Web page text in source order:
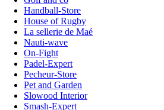
Handball-Store
House of Rugby
La sellerie de Maé
Nauti-wave
On-Fight
Padel-Expert
Pecheur-Store
Pet and Garden
Slowood Interior
Smash-Expert